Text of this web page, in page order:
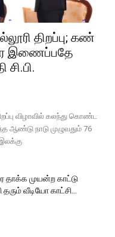
திறப்பு; கண்
இணைப்பதே
விழாவில் கலந்து கொண்ட
ஆண்டு நாடு முழுவதும் 76
முயன்ற காட்டு
வீடியோ காட்சி…